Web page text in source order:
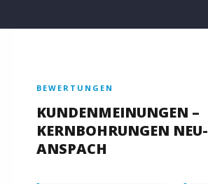
BEWERTUNGEN
KUNDENMEINUNGEN –
KERNBOHRUNGEN NEU-
ANSPACH